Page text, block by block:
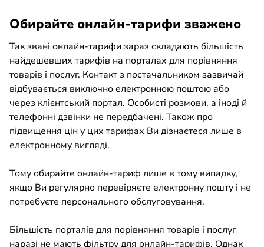
Обирайте онлайн-тарифи зважено
Так звані онлайн-тарифи зараз складають більшість
найдешевших тарифів на порталах для порівняння
товарів і послуг. Контакт з постачальником зазвичай
відбувається виключно електронною поштою або
через клієнтський портал. Особисті розмови, а іноді й
телефонні дзвінки не передбачені. Також про
підвищення цін у цих тарифах Ви дізнаєтеся лише в
електронному вигляді.
Тому обирайте онлайн-тариф лише в тому випадку,
якщо Ви регулярно перевіряєте електронну пошту і не
потребуєте персонального обслуговування.
Більшість порталів для порівняння товарів і послуг
наразі не мають фільтру для онлайн-тарифів. Однак